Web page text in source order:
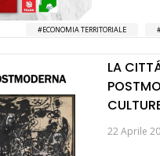
ECONOMIA TERRITORIALE
LA
22 Aprile